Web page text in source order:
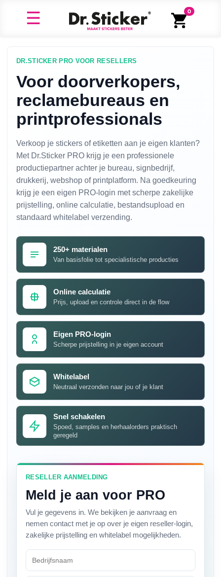
0
DR.STICKER PRO VOOR RESELLERS
Voor doorverkopers,
reclamebureaus en
printprofessionals
Verkoop je stickers of etiketten aan je eigen klanten?
Met Dr.Sticker PRO krijg je een professionele
productiepartner achter je bureau, signbedrijf,
drukkerij, webshop of printplatform. Na goedkeuring
krijg je een eigen PRO-login met scherpe zakelijke
prijstelling, online calculatie, bestandsupload en
standaard whitelabel verzending.
250+ materialen
Van basisfolie tot specialistische producties
Online calculatie
Prijs, upload en controle direct in de flow
Eigen PRO-login
Scherpe prijstelling in je eigen account
Whitelabel
Neutraal verzonden naar jou of je klant
Snel schakelen
Spoed, samples en herhaalorders praktisch
geregeld
RESELLER AANMELDING
Meld je aan voor PRO
Vul je gegevens in. We bekijken je aanvraag en
nemen contact met je op over je eigen reseller-login,
zakelijke prijstelling en whitelabel mogelijkheden.